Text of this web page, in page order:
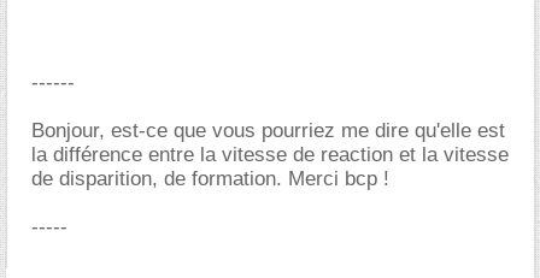
------
Bonjour, est-ce que vous pourriez me dire qu'elle est
la différence entre la vitesse de reaction et la vitesse
de disparition, de formation. Merci bcp !
-----